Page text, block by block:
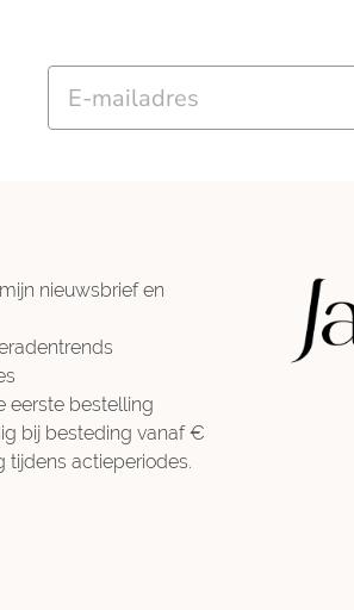
nieuwsbrief en
eerste bestelling
bij besteding vanaf €
tijdens actieperiodes.